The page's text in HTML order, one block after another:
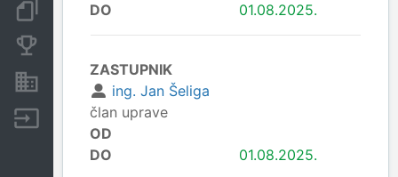
Dokumenti i objave
Nekretnine i imovina
DO
01.08.2025.
ZASTUPNIK
ing. Jan Šeliga
član uprave
OD
DO
01.08.2025.